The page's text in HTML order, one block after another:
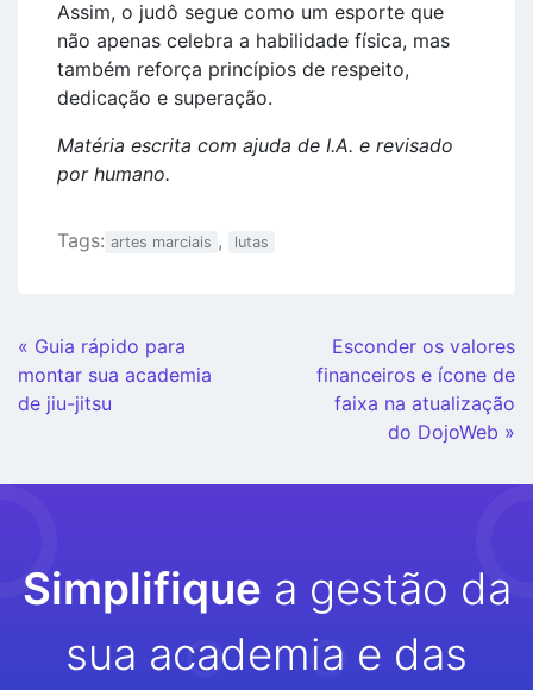
Assim, o judô segue como um esporte que
não apenas celebra a habilidade física, mas
também reforça princípios de respeito,
dedicação e superação.
Matéria escrita com ajuda de I.A. e revisado
por humano.
Tags: artes marciais , lutas
Continue
Lendo
« Guia rápido para
montar sua academia
de jiu-jitsu
Esconder os valores
financeiros e ícone de
faixa na atualização
do DojoWeb »
Simplifique a gestão da
sua academia e das